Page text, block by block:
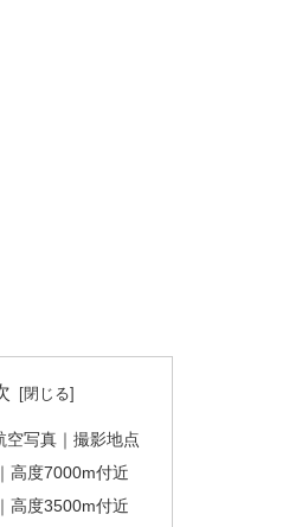
空写真｜撮影地点
高度7000m付近
高度3500m付近